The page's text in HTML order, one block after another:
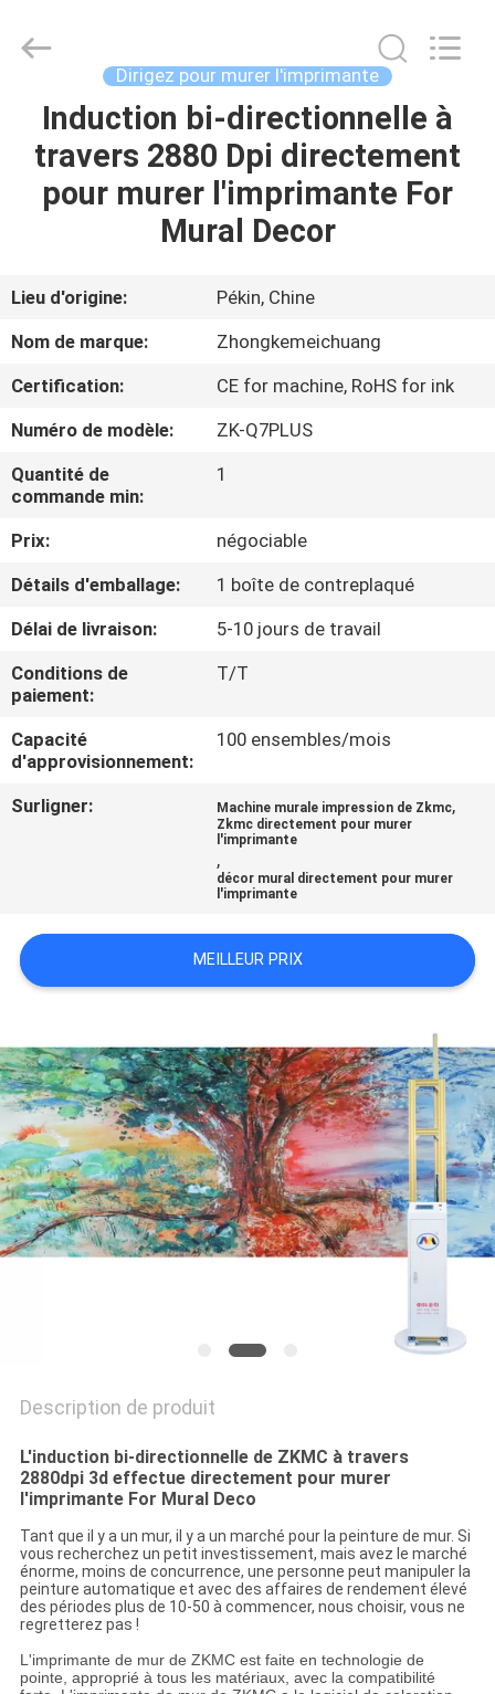
MAISON
PRODUITS
SUJET
DE
NOUS
VISITE
D'USINE
CONTRÔLE
DE
QUALITÉ
CONTACTEZ-
NOUS
NOUVELLES
DEMANDEZ
UNE
PLAN
DU
SITE
PRIVACY
And
Technology
Dirigez pour murer l'imprimante
Induction bi-directionnelle à
travers 2880 Dpi directement
pour murer l'imprimante For
Mural Decor
Lieu d'origine:
Pékin, Chine
Nom de marque:
Zhongkemeichuang
Certification:
CE for machine, RoHS for ink
Numéro de modèle:
ZK-Q7PLUS
Quantité de
commande min:
1
Prix:
négociable
Détails d'emballage:
1 boîte de contreplaqué
Délai de livraison:
5-10 jours de travail
Conditions de
paiement:
T/T
Capacité
d'approvisionnement:
100 ensembles/mois
Surligner: Machine murale impression de Zkmc,
Zkmc directement pour murer
l'imprimante
,
décor mural directement pour murer
l'imprimante
MEILLEUR PRIX
Description de produit
L'induction bi-directionnelle de ZKMC à travers
2880dpi 3d effectue directement pour murer
l'imprimante For Mural Deco
Tant que il y a un mur, il y a un marché pour la peinture de mur. Si
vous recherchez un petit investissement, mais avez le marché
énorme, moins de concurrence, une personne peut manipuler la
peinture automatique et avec des affaires de rendement élevé
des périodes plus de 10-50 à commencer, nous choisir, vous ne
regretterez pas !
L'imprimante de mur de ZKMC est faite en technologie de
pointe, approprié à tous les matériaux, avec la compatibilité